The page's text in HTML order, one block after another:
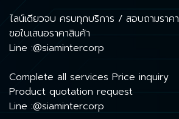
ไลน์เดียวจบ ครบทุกบริการ / สอบถามราคา
ขอใบเสนอราคาสินค้า
Line :@siamintercorp
Complete all services Price inquiry
Product quotation request
Line :@siamintercorp